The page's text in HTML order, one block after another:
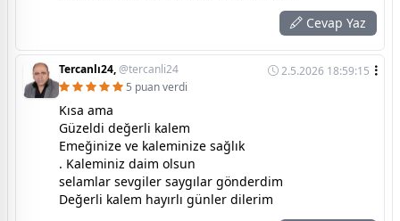
Cevap Yaz
Tercanlı24,@tercanli24
2.5.2026 18:59:15
5 puan verdi
Kısa ama
Güzeldi değerli kalem
Emeğinize ve kaleminize sağlık
. Kaleminiz daim olsun
selamlar sevgiler saygılar gönderdim
Değerli kalem hayırlı günler dilerim